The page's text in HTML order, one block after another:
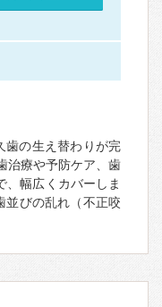
歯の生え替わりが完
治療や予防ケア、歯
、幅広くカバーしま
並びの乱れ（不正咬